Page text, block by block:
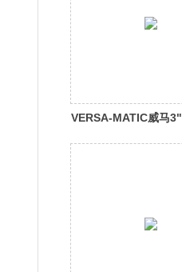
VERSA-MATIC威马